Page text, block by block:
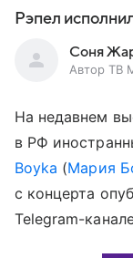
Рэпел
Соня
Автор ТВ
На недавнем
в РФ
Boyka (Мария
с концерта
Telegram-